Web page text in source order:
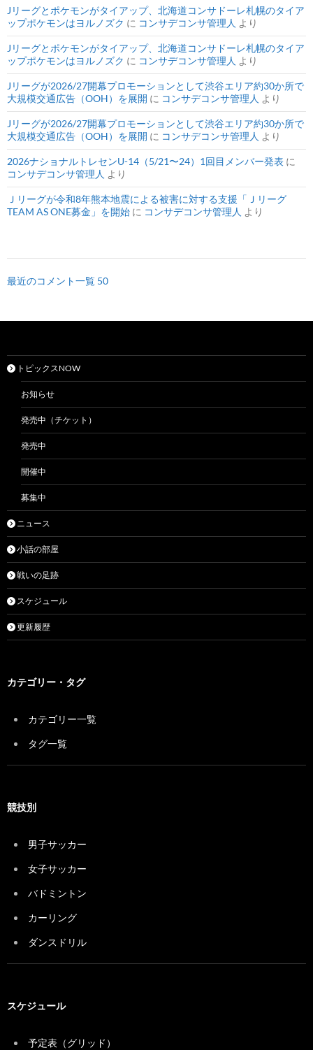
Jリーグとポケモンがタイアップ、北海道コンサドーレ札幌のタイア
ップポケモンはヨルノズク に コンサデコンサ管理人 より
Jリーグとポケモンがタイアップ、北海道コンサドーレ札幌のタイア
ップポケモンはヨルノズク に コンサデコンサ管理人 より
Jリーグが2026/27開幕プロモーションとして渋谷エリア約30か所で
大規模交通広告（OOH）を展開 に コンサデコンサ管理人 より
Jリーグが2026/27開幕プロモーションとして渋谷エリア約30か所で
大規模交通広告（OOH）を展開 に コンサデコンサ管理人 より
2026ナショナルトレセンU-14（5/21〜24）1回目メンバー発表 に
コンサデコンサ管理人 より
Ｊリーグが令和8年熊本地震による被害に対する支援「Ｊリーグ
TEAM AS ONE募金」を開始 に コンサデコンサ管理人 より
最近のコメント一覧 50
トピックスNOW
お知らせ
発売中（チケット）
発売中
開催中
募集中
ニュース
小話の部屋
戦いの足跡
スケジュール
更新履歴
カテゴリー・タグ
カテゴリー一覧
タグ一覧
競技別
男子サッカー
女子サッカー
バドミントン
カーリング
ダンスドリル
スケジュール
予定表（グリッド）